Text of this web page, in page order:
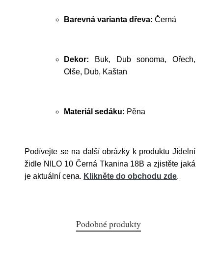
Barevná varianta dřeva: Černá
Dekor: Buk, Dub sonoma, Ořech,
Olše, Dub, Kaštan
Materiál sedáku: Pěna
Podívejte se na další obrázky k produktu Jídelní
židle NILO 10 Černá Tkanina 18B a zjistěte jaká
je aktuální cena. Klikněte do obchodu zde.
Podobné produkty